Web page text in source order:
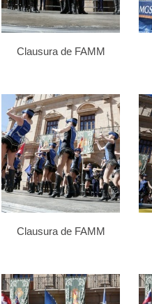
Clausura de FAMM
Clausura de FAMM